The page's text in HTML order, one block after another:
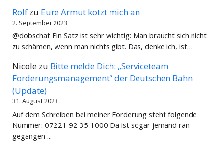
Rolf zu Eure Armut kotzt mich an
2. September 2023
@dobschat Ein Satz ist sehr wichtig: Man braucht sich nicht
zu schämen, wenn man nichts gibt. Das, denke ich, ist…
Nicole zu Bitte melde Dich: „Serviceteam
Forderungsmanagement“ der Deutschen Bahn
(Update)
31. August 2023
Auf dem Schreiben bei meiner Forderung steht folgende
Nummer: 07221 92 35 1000 Da ist sogar jemand ran
gegangen ...